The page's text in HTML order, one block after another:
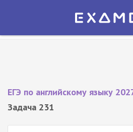
Экзамер — ЕГЭ 2027
ЕГЭ по английскому языку
Задача 231